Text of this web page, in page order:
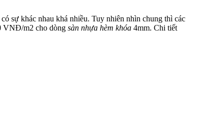
sự khác nhau khá nhiều. Tuy nhiên nhìn chung thì các
VNĐ/m2 cho dòng sàn nhựa hèm khóa 4mm. Chi tiết